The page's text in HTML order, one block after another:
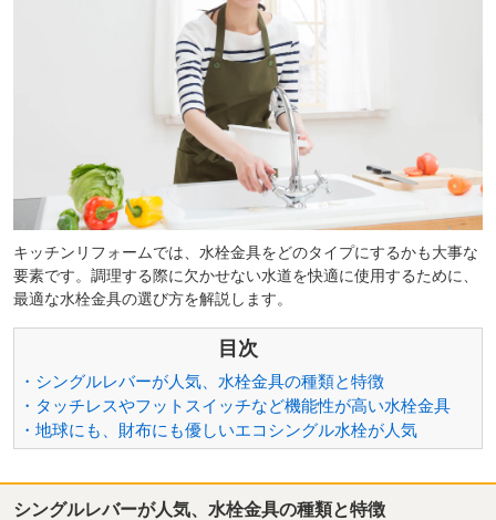
キッチンリフォームでは、水栓金具をどのタイプにするかも大事な
要素です。調理する際に欠かせない水道を快適に使用するために、
最適な水栓金具の選び方を解説します。
目次
・シングルレバーが人気、水栓金具の種類と特徴
・タッチレスやフットスイッチなど機能性が高い水栓金具
・地球にも、財布にも優しいエコシングル水栓が人気
シングルレバーが人気、水栓金具の種類と特徴